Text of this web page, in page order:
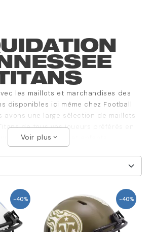
les maillots et marchandises des
disponibles ici même chez Football
avons une large sélection de maillots
de tous vos joueurs préférés en
hommes, femmes et enfants.
Voir plus expand_more
-40% -40%